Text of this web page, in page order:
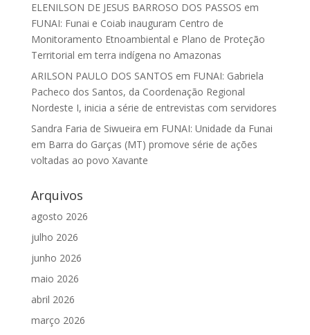
ELENILSON DE JESUS BARROSO DOS PASSOS em
FUNAI: Funai e Coiab inauguram Centro de
Monitoramento Etnoambiental e Plano de Proteção
Territorial em terra indígena no Amazonas
ARILSON PAULO DOS SANTOS em FUNAI: Gabriela
Pacheco dos Santos, da Coordenação Regional
Nordeste I, inicia a série de entrevistas com servidores
Sandra Faria de Siwueira em FUNAI: Unidade da Funai
em Barra do Garças (MT) promove série de ações
voltadas ao povo Xavante
Arquivos
agosto 2026
julho 2026
junho 2026
maio 2026
abril 2026
março 2026